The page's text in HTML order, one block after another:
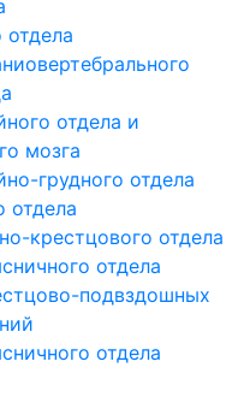
отдела и
мозга
грудного отдела
отдела
крестцового отдела
отдела
подвздошных
отдела